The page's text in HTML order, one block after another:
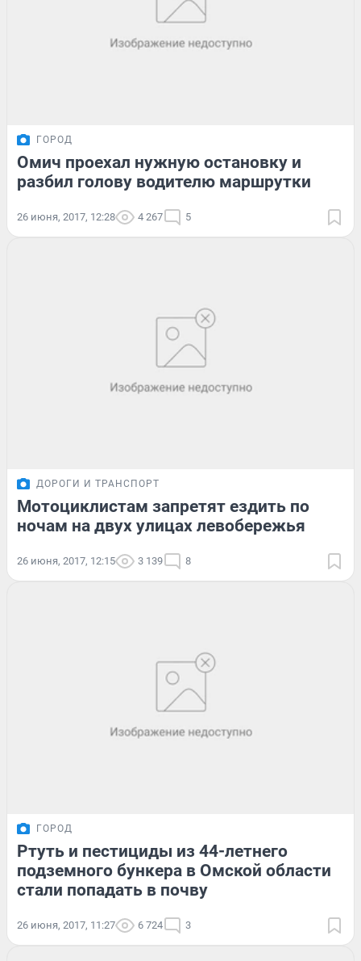
ГОРОД
Омич проехал нужную остановку и
разбил голову водителю маршрутки
26 июня, 2017, 12:28 4 267 5
ДОРОГИ И ТРАНСПОРТ
Мотоциклистам запретят ездить по
ночам на двух улицах левобережья
26 июня, 2017, 12:15 3 139 8
ГОРОД
Ртуть и пестициды из 44-летнего
подземного бункера в Омской области
стали попадать в почву
26 июня, 2017, 11:27 6 724 3